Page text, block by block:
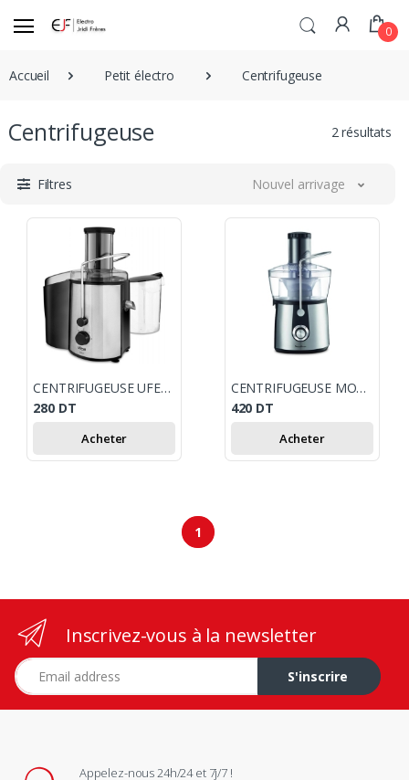
0
Accueil Petit électro Centrifugeuse
Centrifugeuse 2 résultats
Filtres Nouvel arrivage
CENTRIFUGEUSE UFESA DELUX LC5750 / 1000 W / NOIR
280 DT
Acheter
CENTRIFUGEUSE MOULINEX JUICE EXPRESS 800 W INOX
420 DT
Acheter
1
Inscrivez-vous à la newsletter
Adresse e-mail
S'inscrire
Appelez-nous 24h/24 et 7j/7 !